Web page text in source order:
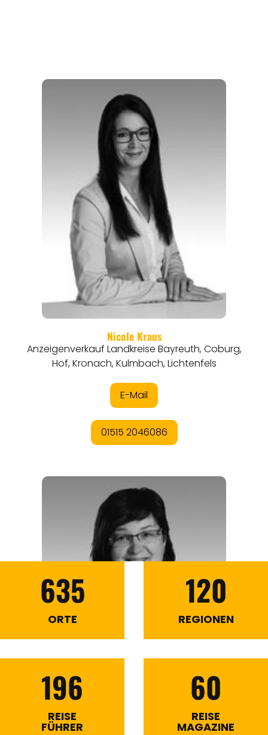
635
ORTE
120
REGIONEN
196
REISE
FÜHRER
60
REISE
MAGAZINE